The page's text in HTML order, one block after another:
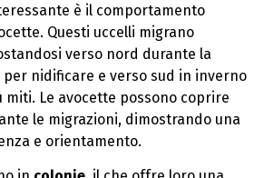
è il comportamento
Questi uccelli migrano
verso nord durante la
per nidificare e verso sud in inverno
Le avocette possono coprire
le migrazioni, dimostrando una
e orientamento.